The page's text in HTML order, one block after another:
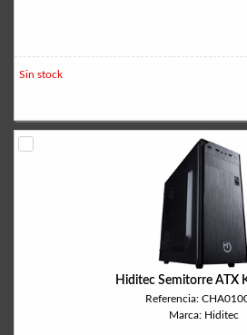
Sin stock
Hiditec Semitorre ATX
Referencia:
Marca: Hiditec